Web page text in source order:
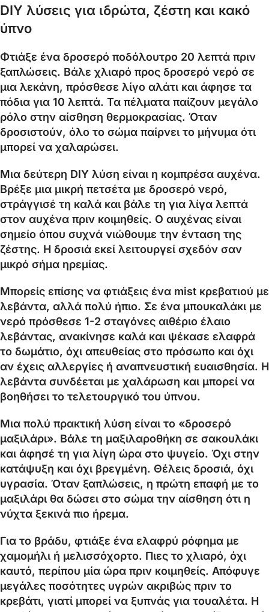
DIY λύσεις για ιδρώτα, ζέστη και κακό
ύπνο
Φτιάξε ένα δροσερό ποδόλουτρο 20 λεπτά πριν
ξαπλώσεις. Βάλε χλιαρό προς δροσερό νερό σε
μια λεκάνη, πρόσθεσε λίγο αλάτι και άφησε τα
πόδια για 10 λεπτά. Τα πέλματα παίζουν μεγάλο
ρόλο στην αίσθηση θερμοκρασίας. Όταν
δροσιστούν, όλο το σώμα παίρνει το μήνυμα ότι
μπορεί να χαλαρώσει.
Μια δεύτερη DIY λύση είναι η κομπρέσα αυχένα.
Βρέξε μια μικρή πετσέτα με δροσερό νερό,
στράγγισέ τη καλά και βάλε τη για λίγα λεπτά
στον αυχένα πριν κοιμηθείς. Ο αυχένας είναι
σημείο όπου συχνά νιώθουμε την ένταση της
ζέστης. Η δροσιά εκεί λειτουργεί σχεδόν σαν
μικρό σήμα ηρεμίας.
Μπορείς επίσης να φτιάξεις ένα mist κρεβατιού με
λεβάντα, αλλά πολύ ήπιο. Σε ένα μπουκαλάκι με
νερό πρόσθεσε 1-2 σταγόνες αιθέριο έλαιο
λεβάντας, ανακίνησε καλά και ψέκασε ελαφρά
το δωμάτιο, όχι απευθείας στο πρόσωπο και όχι
αν έχεις αλλεργίες ή αναπνευστική ευαισθησία. Η
λεβάντα συνδέεται με χαλάρωση και μπορεί να
βοηθήσει το τελετουργικό του ύπνου.
Μια πολύ πρακτική λύση είναι το «δροσερό
μαξιλάρι». Βάλε τη μαξιλαροθήκη σε σακουλάκι
και άφησέ τη για λίγη ώρα στο ψυγείο. Όχι στην
κατάψυξη και όχι βρεγμένη. Θέλεις δροσιά, όχι
υγρασία. Όταν ξαπλώσεις, η πρώτη επαφή με το
μαξιλάρι θα δώσει στο σώμα την αίσθηση ότι η
νύχτα ξεκινά πιο ήρεμα.
Για το βράδυ, φτιάξε ένα ελαφρύ ρόφημα με
χαμομήλι ή μελισσόχορτο. Πιες το χλιαρό, όχι
καυτό, περίπου μία ώρα πριν κοιμηθείς. Απόφυγε
μεγάλες ποσότητες υγρών ακριβώς πριν το
κρεβάτι, γιατί μπορεί να ξυπνάς για τουαλέτα. Η